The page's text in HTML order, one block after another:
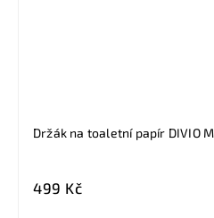
Držák na toaletní papír DIVIO
499 Kč